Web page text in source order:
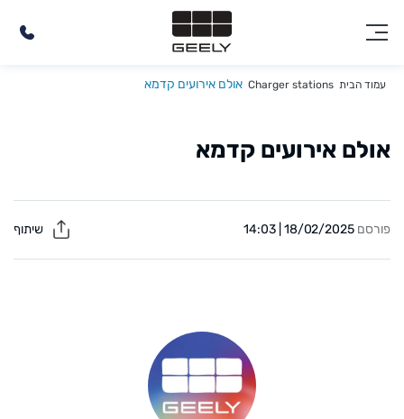
עמוד הבית Charger stations אולם אירועים קדמא
אולם אירועים קדמא
פורסם 18/02/2025 | 14:03